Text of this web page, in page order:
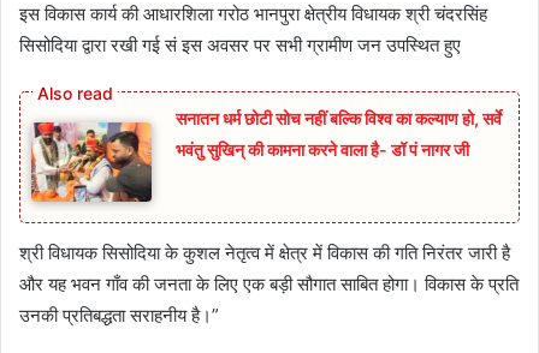
इस विकास कार्य की आधारशिला गरोठ भानपुरा क्षेत्रीय विधायक श्री चंदरसिंह
सिसोदिया द्वारा रखी गई सं इस अवसर पर सभी ग्रामीण जन उपस्थित हुए
सनातन धर्म छोटी सोच नहीं बल्कि विश्व का कल्याण हो, सर्वे
भवंतु सुखिन् की कामना करने वाला है- डॉ पं नागर जी
श्री विधायक सिसोदिया के कुशल नेतृत्व में क्षेत्र में विकास की गति निरंतर जारी है
और यह भवन गाँव की जनता के लिए एक बड़ी सौगात साबित होगा। विकास के प्रति
उनकी प्रतिबद्धता सराहनीय है।”